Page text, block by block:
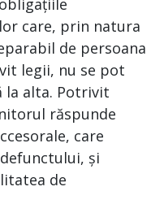
care, prin natura
de persoana
legii, nu se pot
la alta. Potrivit
răspunde
care
și
de